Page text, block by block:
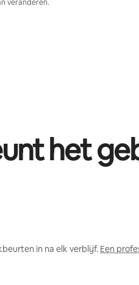
veranderen.
het
in na elk verblijf. Een